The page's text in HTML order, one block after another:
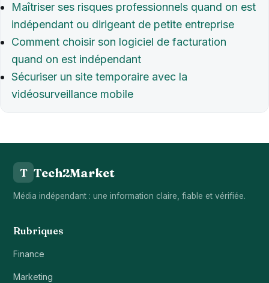
Maîtriser ses risques professionnels quand on est
indépendant ou dirigeant de petite entreprise
Comment choisir son logiciel de facturation
quand on est indépendant
Sécuriser un site temporaire avec la
vidéosurveillance mobile
T Tech2Market
Média indépendant : une information claire, fiable et vérifiée.
Rubriques
Finance
Marketing